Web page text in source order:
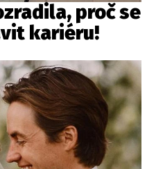
proč se
kariéru!